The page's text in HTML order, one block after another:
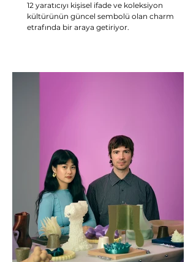
12 yaratıcıyı kişisel ifade ve koleksiyon
kültürünün güncel sembolü olan charm
etrafında bir araya getiriyor.